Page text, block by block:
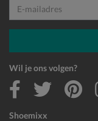
Shoemixx
E-mailadres
Wil je ons volgen?